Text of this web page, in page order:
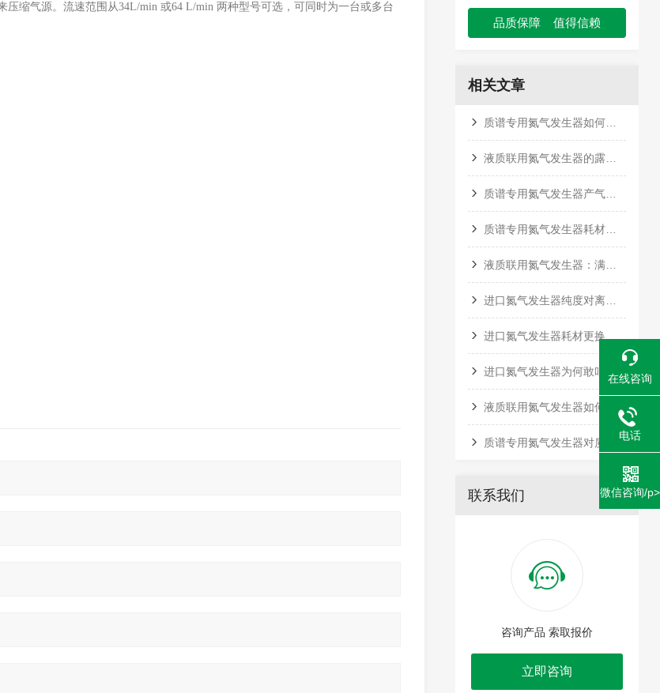
缩气源。流速范围从34L/min 或64 L/min 两种型号可选，可同时为一台或多台
品质保障 值得信赖
相关文章
进口氮气发生器为何敢叫板液氮？
联系我们
咨询产品 索取报价
立即咨询
在线咨询
电话
微信咨询/p>